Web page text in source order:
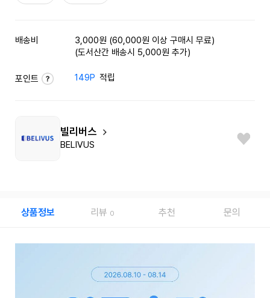
배송비
3,000원 (60,000원 이상 구매시 무료)
(도서산간 배송시 5,000원 추가)
포인트 149P 적립
빌리버스
BELIVUS
상품정보 리뷰 0 추천 문의